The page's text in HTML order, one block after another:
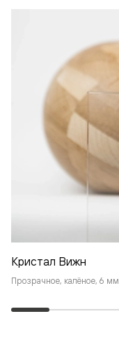
Кристал Вижн
Прозрачное, калёное, 6 мм